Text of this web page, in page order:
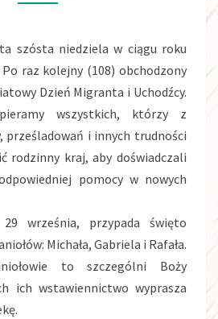
szósta niedziela w ciągu roku
raz kolejny (108) obchodzony
Dzień Migranta i Uchodźcy.
wszystkich, którzy z
prześladowań i innych trudności
rodzinny kraj, aby doświadczali
pomocy w nowych
września, przypada święto
Michała, Gabriela i Rafała.
to szczególni Boży
ich wstawiennictwo wyprasza